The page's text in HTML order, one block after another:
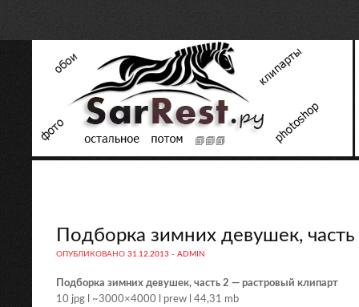
Подборка зимних девушек,
ОПУБЛИКОВАНО 31.12.2013 - ADMIN
Подборка зимних девушек, часть 2 — растровый клипарт
10 jpg l ~3000×4000 l prew l 44,31 mb